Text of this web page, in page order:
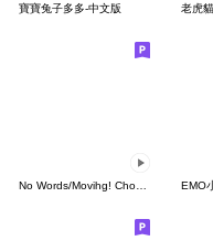
寶寶兔子多多-中文版
No Words/Movihg! Choco-Oha.3